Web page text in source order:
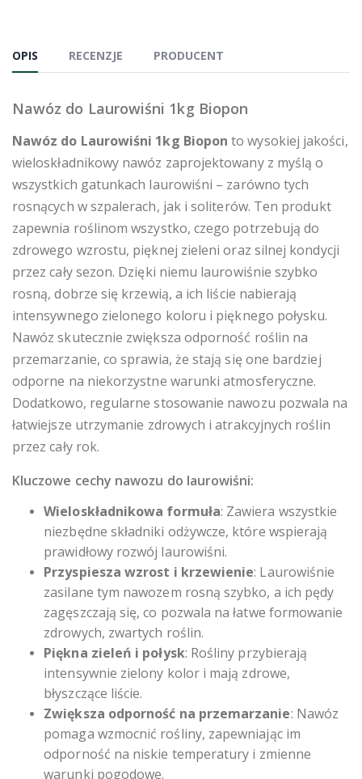
OPIS RECENZJE PRODUCENT
Nawóz do Laurowiśni 1kg Biopon
Nawóz do Laurowiśni 1kg Biopon to wysokiej jakości,
wieloskładnikowy nawóz zaprojektowany z myślą o
wszystkich gatunkach laurowiśni – zarówno tych
rosnących w szpalerach, jak i soliterów. Ten produkt
zapewnia roślinom wszystko, czego potrzebują do
zdrowego wzrostu, pięknej zieleni oraz silnej kondycji
przez cały sezon. Dzięki niemu laurowiśnie szybko
rosną, dobrze się krzewią, a ich liście nabierają
intensywnego zielonego koloru i pięknego połysku.
Nawóz skutecznie zwiększa odporność roślin na
przemarzanie, co sprawia, że stają się one bardziej
odporne na niekorzystne warunki atmosferyczne.
Dodatkowo, regularne stosowanie nawozu pozwala na
łatwiejsze utrzymanie zdrowych i atrakcyjnych roślin
przez cały rok.
Kluczowe cechy nawozu do laurowiśni:
Wieloskładnikowa formuła: Zawiera wszystkie
niezbędne składniki odżywcze, które wspierają
prawidłowy rozwój laurowiśni.
Przyspiesza wzrost i krzewienie: Laurowiśnie
zasilane tym nawozem rosną szybko, a ich pędy
zagęszczają się, co pozwala na łatwe formowanie
zdrowych, zwartych roślin.
Piękna zieleń i połysk: Rośliny przybierają
intensywnie zielony kolor i mają zdrowe,
błyszczące liście.
Zwiększa odporność na przemarzanie: Nawóz
pomaga wzmocnić rośliny, zapewniając im
odporność na niskie temperatury i zmienne
warunki pogodowe.